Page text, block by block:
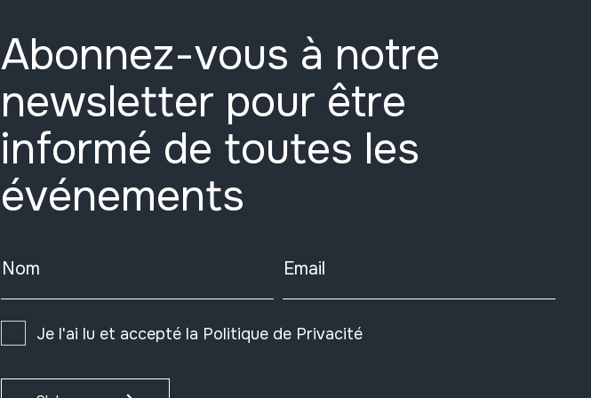
Abonnez-vous à notre
newsletter pour être
informé de toutes les
événements
Nom Email
Je l'ai lu et accepté la Politique de Privacité